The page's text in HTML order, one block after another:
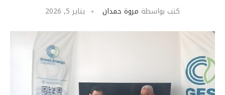
كتب بواسطة مروة حمدان يناير 5, 2026